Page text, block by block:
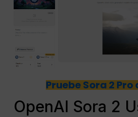
Pruebe Sora 2 Pro
OpenAI Sora 2